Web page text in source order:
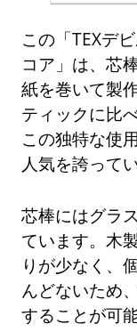
この「TEXデ
コア」は、芯
紙を巻いて製
ティックに比
この独特な使
人気を誇って
芯棒にはグラ
ています。木
りが少なく、
んどないため
することが可能